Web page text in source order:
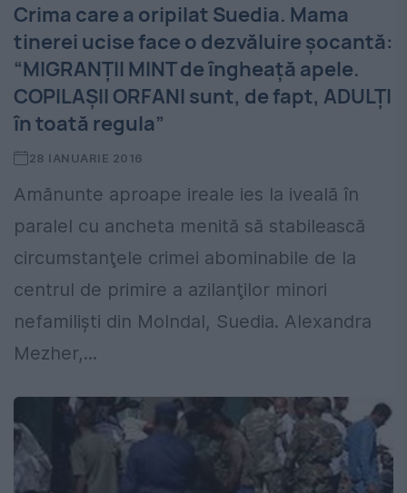
Crima care a oripilat Suedia. Mama
tinerei ucise face o dezvăluire şocantă:
“MIGRANŢII MINT de îngheaţă apele.
COPILAŞII ORFANI sunt, de fapt, ADULŢI
în toată regula”
28 IANUARIE 2016
Amănunte aproape ireale ies la iveală în
paralel cu ancheta menită să stabilească
circumstanţele crimei abominabile de la
centrul de primire a azilanţilor minori
nefamilişti din Molndal, Suedia. Alexandra
Mezher,...